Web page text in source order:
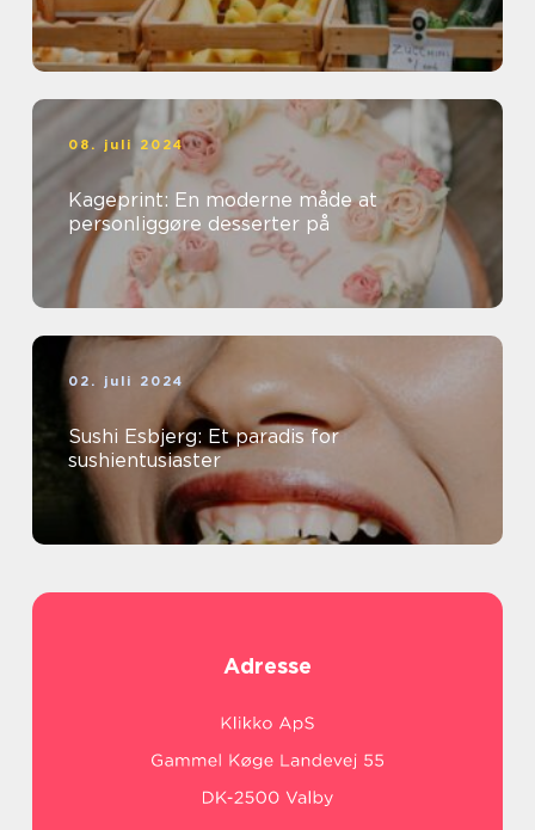
08. juli 2024
Kageprint: En moderne måde at
personliggøre desserter på
02. juli 2024
Sushi Esbjerg: Et paradis for
sushientusiaster
Adresse